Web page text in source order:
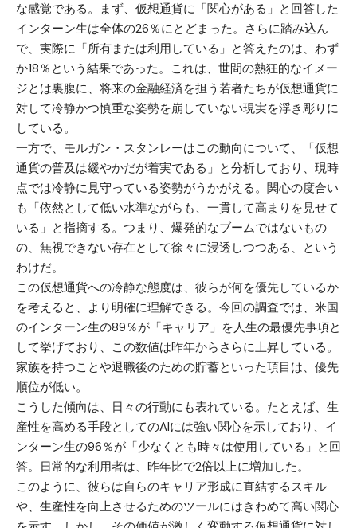
な感覚である。まず、仮想通貨に「関心がある」と回答した
インターン生は全体の26％にとどまった。さらに踏み込ん
で、実際に「所有または利用している」と答えたのは、わず
か18％という結果であった。これは、世間の熱狂的なイメー
ジとは裏腹に、将来の金融経済を担う若者たちが仮想通貨に
対して冷静かつ慎重な姿勢を崩していない現実を浮き彫りに
している。
一方で、モルガン・スタンレーはこの動向について、「仮想
通貨の普及は緩やかだが着実である」と分析しており、現時
点では冷静に見守っている姿勢がうかがえる。関心の度合い
も「依然として低い水準ながらも、一貫して高まりを見せて
いる」と指摘する。つまり、爆発的なブームではないもの
の、無視できない存在として徐々に浸透しつつある、という
わけだ。
この仮想通貨への冷静な態度は、彼らが何を優先しているか
を考えると、より明確に理解できる。今回の調査では、米国
のインターン生の89％が「キャリア」を人生の最優先事項と
して挙げており、この数値は昨年からさらに上昇している。
家族を持つことや退職後のための貯蓄といった項目は、優先
順位が低い。
こうした傾向は、日々の行動にも表れている。たとえば、生
産性を高める手段としてのAIには強い関心を示しており、イ
ンターン生の96％が「少なくとも時々は使用している」と回
答。日常的な利用者は、昨年比で2倍以上に増加した。
このように、彼らは自らのキャリア形成に直結するスキル
や、生産性を向上させるためのツールにはきわめて高い関心